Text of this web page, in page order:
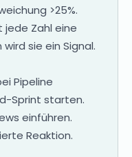
>25%.
jede Zahl eine
sie ein Signal.
Pipeline
Sprint starten.
einführen.
Reaktion.